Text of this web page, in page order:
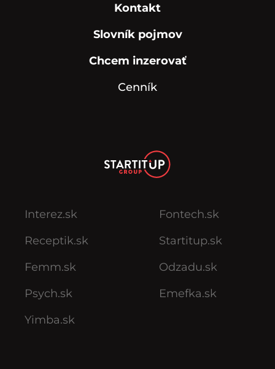
Kontakt
Slovník pojmov
Chcem inzerovať
Cenník
Interez.sk
Receptik.sk
Femm.sk
Psych.sk
Yimba.sk
Fontech.sk
Startitup.sk
Odzadu.sk
Emefka.sk